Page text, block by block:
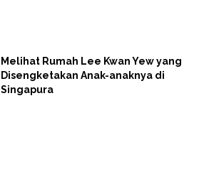
Melihat Rumah Lee Kwan Yew yang
Disengketakan Anak-anaknya di
Singapura